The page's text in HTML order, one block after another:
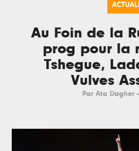
Au Foin de la
prog pour la
Tshegue,
Vulves
Par Ata Dagher